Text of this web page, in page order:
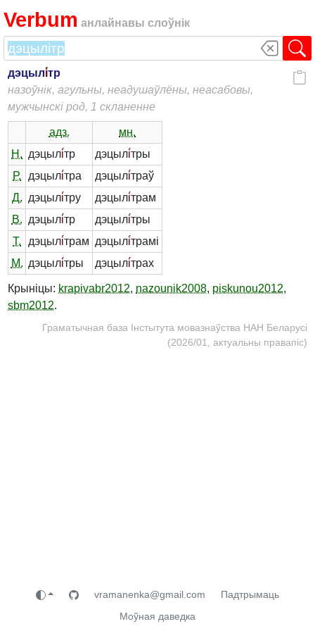
Verbum анлайнавы слоўнік
дэцылі́тр
назоўнік, агульны, неадушаўлёны, неасабовы,
мужчынскі род, 1 скланенне
адз.
мн.
Н. дэцылі́тр дэцылі́тры
Р.
дэцылі́тра дэцылі́траў
Д. дэцылі́тру дэцылі́трам
В. дэцылі́тр дэцылі́тры
Т.
дэцылі́трам дэцылі́трамі
М. дэцылі́тры дэцылі́трах
Крыніцы: krapivabr2012, nazounik2008, piskunou2012,
sbm2012.
Граматычная база Інстытута мовазнаўства НАН Беларусі
(2026/01, актуальны правапіс)
vramanenka@gmail.com
Падтрымаць
Моўная даведка